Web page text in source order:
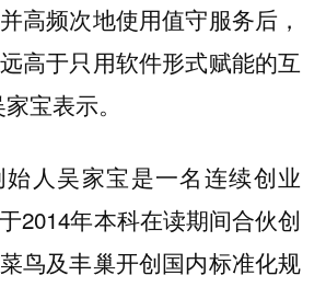
高频次地使用值守服务后，
高于只用软件形式赋能的互
宝表示。
人吴家宝是一名连续创业
2014年本科在读期间合伙创
鸟及丰巢开创国内标准化规